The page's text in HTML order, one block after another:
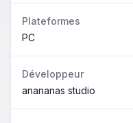
Plateformes
PC
Développeur
anananas studio